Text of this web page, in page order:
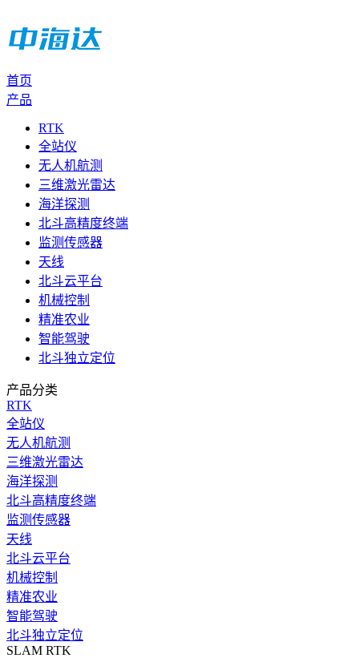
首页
产品
RTK
全站仪
无人机航测
三维激光雷达
海洋探测
北斗高精度终端
监测传感器
天线
北斗云平台
机械控制
精准农业
智能驾驶
北斗独立定位
产品分类
RTK
全站仪
无人机航测
三维激光雷达
海洋探测
北斗高精度终端
监测传感器
天线
北斗云平台
机械控制
精准农业
智能驾驶
北斗独立定位
SLAM RTK